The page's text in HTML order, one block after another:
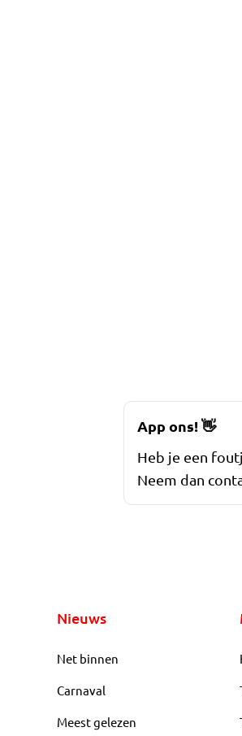
App ons!👋
Heb je een
Neem dan
Nieuws
Net binnen
Carnaval
Meest gelezen